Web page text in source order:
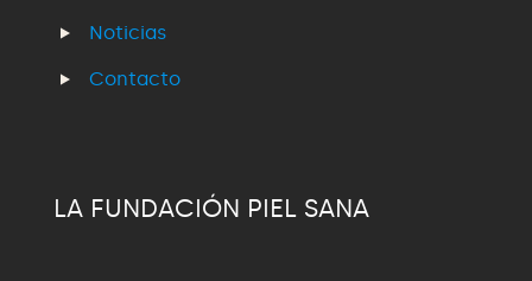
Noticias
Contacto
LA FUNDACIÓN PIEL SANA